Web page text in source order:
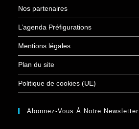
Nos partenaires
L’agenda Préfigurations
Mentions légales
Plan du site
Politique de cookies (UE)
Abonnez-Vous À Notre Newsletter